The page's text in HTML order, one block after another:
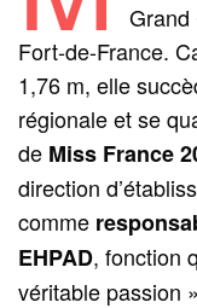
Grand
Fort-de-France.
1,76 m, elle
régionale et se
de Miss France
direction
comme
EHPAD, fonction
véritable passion